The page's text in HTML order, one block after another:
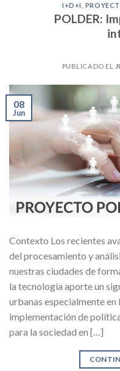
I+D+I
POLDER:
PUBLICADO EL
08
Jun
Contexto Los recientes
del procesamiento y
nuestras ciudades de
la tecnología aporte un
urbanas especialmente
implementación de
para la sociedad en […]